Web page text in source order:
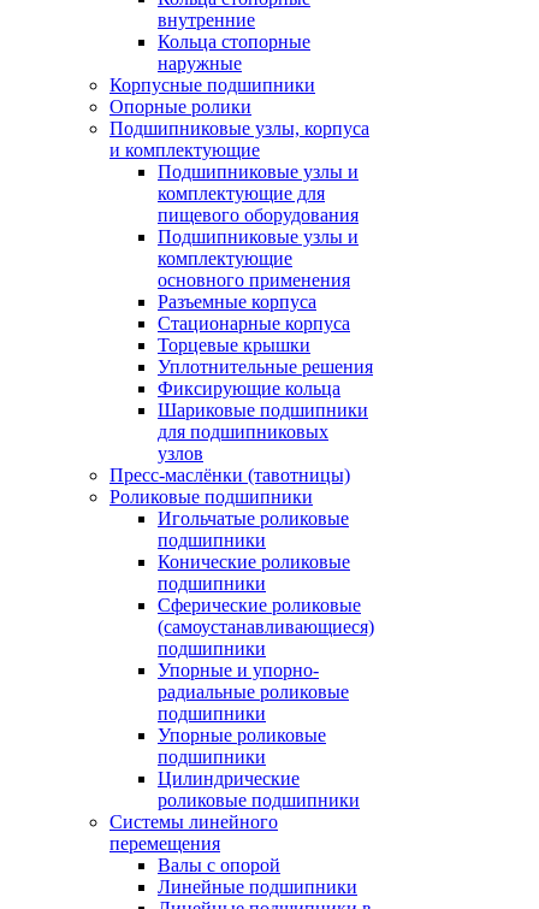
внутренние
Кольца стопорные
наружные
Корпусные подшипники
Опорные ролики
Подшипниковые узлы, корпуса
и комплектующие
Подшипниковые узлы и
комплектующие для
пищевого оборудования
Подшипниковые узлы и
комплектующие
основного применения
Разъемные корпуса
Стационарные корпуса
Торцевые крышки
Уплотнительные решения
Фиксирующие кольца
Шариковые подшипники
для подшипниковых
узлов
Пресс-маслёнки (тавотницы)
Роликовые подшипники
Игольчатые роликовые
подшипники
Конические роликовые
подшипники
Сферические роликовые
(самоустанавливающиеся)
подшипники
Упорные и упорно-
радиальные роликовые
подшипники
Упорные роликовые
подшипники
Цилиндрические
роликовые подшипники
Системы линейного
перемещения
Валы с опорой
Линейные подшипники